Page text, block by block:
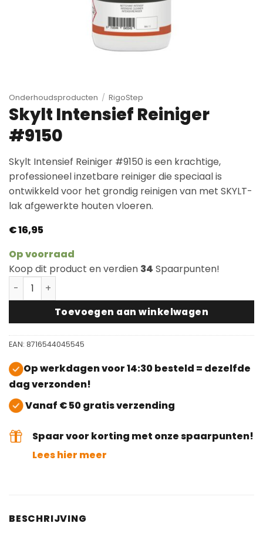
Onderhoudsproducten / RigoStep
Skylt Intensief Reiniger
#9150
Skylt Intensief Reiniger #9150 is een krachtige,
professioneel inzetbare reiniger die speciaal is
ontwikkeld voor het grondig reinigen van met SKYLT-
lak afgewerkte houten vloeren.
€16,95
Op voorraad
Koop dit product en verdien 34 Spaarpunten!
Skylt Intensief Reiniger #9150 aantal
Toevoegen aan winkelwagen
EAN: 8716544045545
Op werkdagen voor 14:30 besteld = dezelfde
dag verzonden!
Vanaf € 50 gratis verzending
Spaar voor korting met onze spaarpunten!
Lees hier meer
BESCHRIJVING